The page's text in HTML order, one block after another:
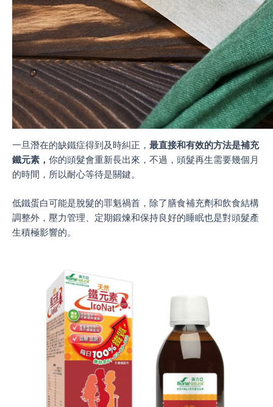
一旦潛在的缺鐵症得到及時糾正， 最直接和有效的方法是補充
鐵元素， 你的頭髮會重新長出來，不過，頭髮再生需要幾個月
的時間，所以耐心等待是關鍵。
低鐵蛋白可能是脫髮的罪魁禍首，除了膳食補充劑和飲食結構
調整外，壓力管理、定期鍛煉和保持良好的睡眠也是對頭髮產
生積極影響的。